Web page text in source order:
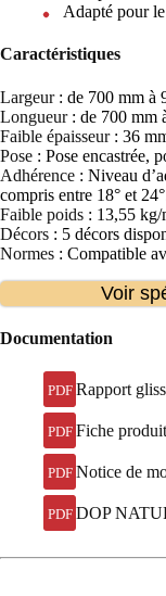
Adapté pour
Caractéristiques
Largeur: de 700 mm à
Longueur: de 700 mm
Faible épaisseur: 36
Pose : Pose encastrée,
Adhérence : Niveau
compris entre 18° et
Faible poids : 13,55 kg/
Décors : 5 décors
Normes : Compatible
Voir
Documentation
PDF Rapport
PDF Fiche
PDF Notice de
PDF DOP